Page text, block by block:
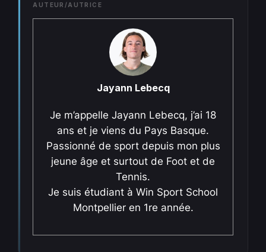
AUTEUR/AUTRICE
Jayann Lebecq
Je m’appelle Jayann Lebecq, j’ai 18
ans et je viens du Pays Basque.
Passionné de sport depuis mon plus
jeune âge et surtout de Foot et de
Tennis.
Je suis étudiant à Win Sport School
Montpellier en 1re année.